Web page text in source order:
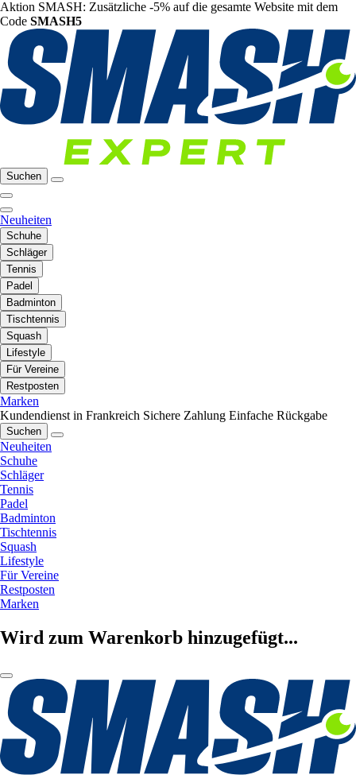
Aktion SMASH: Zusätzliche -5% auf die gesamte Website mit dem
Code SMASH5
Suchen
Neuheiten
Schuhe
Schläger
Tennis
Padel
Badminton
Tischtennis
Squash
Lifestyle
Für Vereine
Restposten
Marken
Kundendienst in Frankreich Sichere Zahlung Einfache Rückgabe
Suchen
Neuheiten
Schuhe
Schläger
Tennis
Padel
Badminton
Tischtennis
Squash
Lifestyle
Für Vereine
Restposten
Marken
Wird zum Warenkorb hinzugefügt...